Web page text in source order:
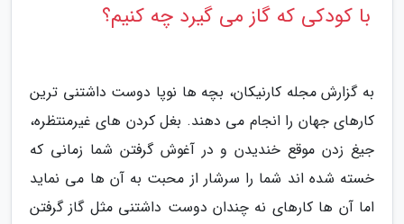
با کودکی که گاز می گیرد چه کنیم؟
به گزارش مجله کارنیکان، بچه ها نوپا دوست داشتنی ترین
کارهای جهان را انجام می دهند. بغل کردن های غیرمنتظره،
جیغ زدن موقع خندیدن و در آغوش گرفتن شما زمانی که
خسته شده اند شما را سرشار از محبت به آن ها می نماید
اما آن ها کارهای نه چندان دوست داشتنی مثل گاز گرفتن